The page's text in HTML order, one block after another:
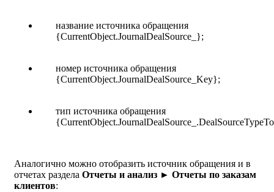
название источника обращения
{CurrentObject.JournalDealSource_};
номер источника обращения
{CurrentObject.JournalDealSource_Key};
тип источника обращения
Аналогично можно отобразить источник обращения и в
отчетах раздела Отчеты и анализ ► Отчеты по заказам
клиентов: